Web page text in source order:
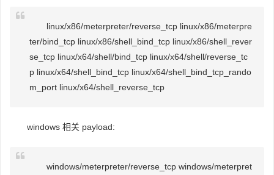
linux/x86/meterpreter/reverse_tcp linux/x86/meterpre
ter/bind_tcp linux/x86/shell_bind_tcp linux/x86/shell_rever
se_tcp linux/x64/shell/bind_tcp linux/x64/shell/reverse_tc
p linux/x64/shell_bind_tcp linux/x64/shell_bind_tcp_rando
m_port linux/x64/shell_reverse_tcp
windows 相关 payload:
windows/meterpreter/reverse_tcp windows/meterpret